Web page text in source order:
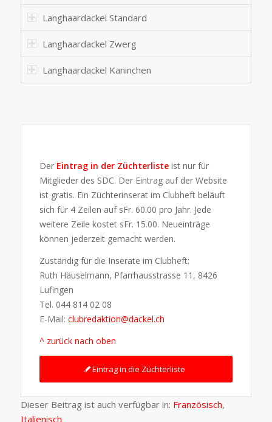
Langhaardackel Standard
Langhaardackel Zwerg
Langhaardackel Kaninchen
Der Eintrag in der Züchterlisteist nur für
Mitglieder des SDC. Der Eintrag auf der Website
ist gratis. Ein Züchterinserat im Clubheft beläuft
sich für 4 Zeilen auf sFr. 60.00 pro Jahr. Jede
weitere Zeile kostet sFr. 15.00. Neueinträge
können jederzeit gemacht werden.
Zuständig für die Inserate im Clubheft:
Ruth Häuselmann, Pfarrhausstrasse 11, 8426
Lufingen
Tel. 044 814 02 08
E-Mail: clubredaktion@dackel.ch
^ zurück nach oben
Eintrag in die Züchterliste
Dieser Beitrag ist auch verfügbar in: Französisch
Italienisch